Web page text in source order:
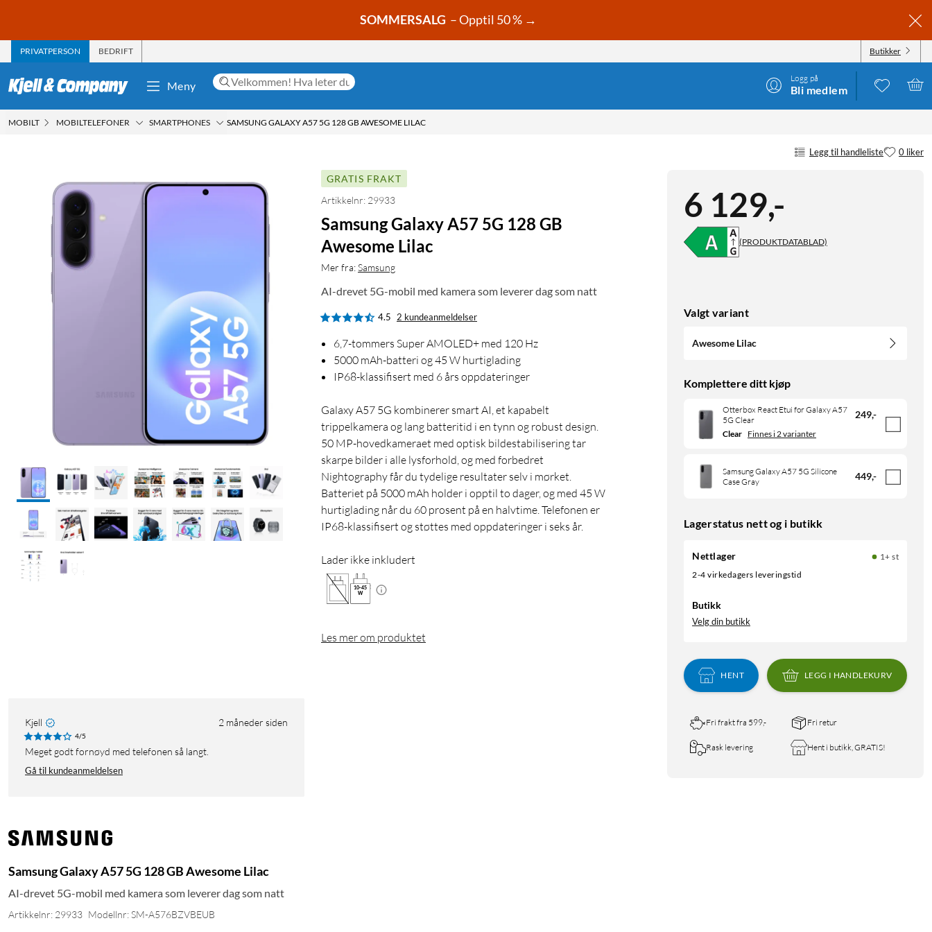
SOMMERSALG – Opptil 50 % →
PRIVATPERSON BEDRIFT Butikker
Meny
Logg på
Bli medlem
MOBILT MOBILTELEFONER SMARTPHONES SAMSUNG GALAXY A57 5G 128 GB AWESOME LILAC
Legg til handleliste 0 liker
6 129,-
(PRODUKTDATABLAD)
Valgt variant
Awesome Lilac
Komplettere ditt kjøp
Otterbox React Etui for Galaxy A57
5G Clear
249,-
Clear Finnes i 2 varianter
Samsung Galaxy A57 5G Silicone
Case Gray
449,-
Lagerstatus nett og i butikk
Nettlager
1+ st
2-4 virkedagers leveringstid
Butikk
Velg din butikk
HENT LEGG I HANDLEKURV
Fri frakt fra 599,- Fri retur
Rask levering Hent i butikk, GRATIS!
GRATIS FRAKT
Artikkelnr: 29933
Samsung Galaxy A57 5G 128 GB
Awesome Lilac
Mer fra:Samsung
AI-drevet 5G-mobil med kamera som leverer dag som natt
4.5 2 kundeanmeldelser
6,7-tommers Super AMOLED+ med 120 Hz
5000 mAh-batteri og 45 W hurtiglading
IP68-klassifisert med 6 års oppdateringer
Galaxy A57 5G kombinerer smart AI, et kapabelt
trippelkamera og lang batteritid i en tynn og robust design.
50 MP-hovedkameraet med optisk bildestabilisering tar
skarpe bilder i alle lysforhold, og med forbedret
Nightography får du tydelige resultater selv i mørket.
Batteriet på 5000 mAh holder i opptil to dager, og med 45 W
hurtiglading når du 60 prosent på en halvtime. Telefonen er
IP68-klassifisert og støttes med oppdateringer i seks år.
Lader ikke inkludert
10-45
W
Les mer om produktet
Kjell 2 måneder siden
4/5
Meget godt fornøyd med telefonen så langt.
Gå til kundeanmeldelsen
Samsung Galaxy A57 5G 128 GB Awesome Lilac
AI-drevet 5G-mobil med kamera som leverer dag som natt
Artikkelnr: 29933 Modellnr: SM-A576BZVBEUB